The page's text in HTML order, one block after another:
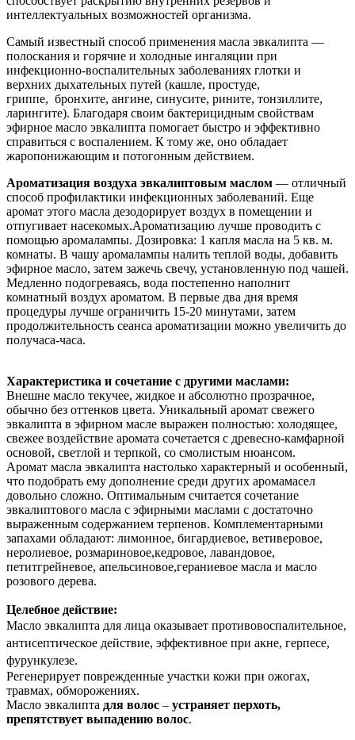
интеллектуальных возможностей организма.
Самый известный способ применения масла эвкалипта —
полоскания и горячие и холодные ингаляции при
инфекционно-воспалительных заболеваниях глотки и
верхних дыхательных путей (кашле, простуде,
гриппе, бронхите, ангине, синусите, рините, тонзиллите,
ларингите). Благодаря своим бактерицидным свойствам
эфирное масло эвкалипта помогает быстро и эффективно
справиться с воспалением. К тому же, оно обладает
жаропонижающим и потогонным действием.
Ароматизация воздуха эвкалиптовым маслом — отличный
способ профилактики инфекционных заболеваний. Еще
аромат этого масла дезодорирует воздух в помещении и
отпугивает насекомых.Ароматизацию лучше проводить с
помощью аромалампы. Дозировка: 1 капля масла на 5 кв. м.
комнаты. В чашу аромалампы налить теплой воды, добавить
эфирное масло, затем зажечь свечу, установленную под чашей.
Медленно подогреваясь, вода постепенно наполнит
комнатный воздух ароматом. В первые два дня время
процедуры лучше ограничить 15-20 минутами, затем
продолжительность сеанса ароматизации можно увеличить до
получаса-часа.
Характеристика и сочетание с другими маслами:
Внешне масло текучее, жидкое и абсолютно прозрачное,
обычно без оттенков цвета. Уникальный аромат свежего
эвкалипта в эфирном масле выражен полностью: холодящее,
свежее воздействие аромата сочетается с древесно-камфарной
основой, светлой и терпкой, со смолистым нюансом.
Аромат масла эвкалипта настолько характерный и особенный,
что подобрать ему дополнение среди других аромамасел
довольно сложно. Оптимальным считается сочетание
эвкалиптового масла с эфирными маслами с достаточно
выраженным содержанием терпенов. Комплементарными
запахами обладают: лимонное, бигардиевое, ветиверовое,
неролиевое, розмариновое,кедровое, лавандовое,
петитгрейневое, апельсиновое,гераниевое масла и масло
розового дерева.
Целебное действие:
Масло эвкалипта для лица оказывает противовоспалительное,
антисептическое действие, эффективное при акне, герпесе,
фурункулезе.
Регенерирует поврежденные участки кожи при ожогах,
травмах, обморожениях.
Масло эвкалипта для волос – устраняет перхоть,
препятствует выпадению волос.